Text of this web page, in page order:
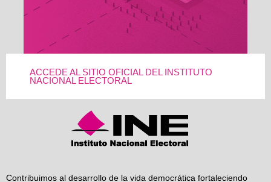
ACCEDE AL SITIO OFICIAL DEL INSTITUTO
NACIONAL ELECTORAL
Contribuimos al desarrollo de la vida democrática fortaleciendo